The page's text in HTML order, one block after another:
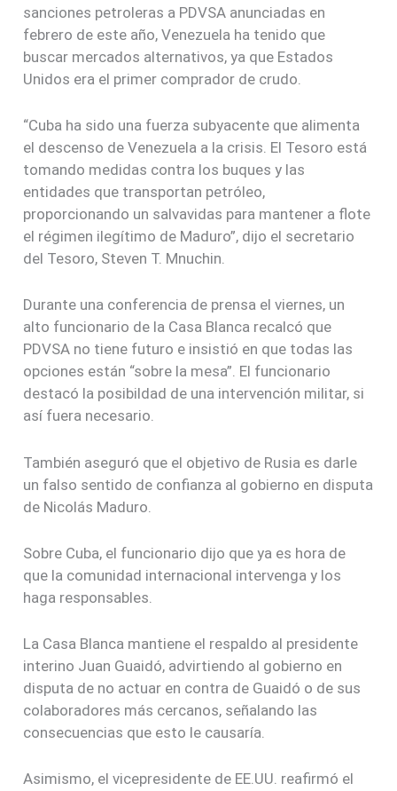
sanciones petroleras a PDVSA anunciadas en
febrero de este año, Venezuela ha tenido que
buscar mercados alternativos, ya que Estados
Unidos era el primer comprador de crudo.
“Cuba ha sido una fuerza subyacente que alimenta
el descenso de Venezuela a la crisis. El Tesoro está
tomando medidas contra los buques y las
entidades que transportan petróleo,
proporcionando un salvavidas para mantener a flote
el régimen ilegítimo de Maduro”, dijo el secretario
del Tesoro, Steven T. Mnuchin.
Durante una conferencia de prensa el viernes, un
alto funcionario de la Casa Blanca recalcó que
PDVSA no tiene futuro e insistió en que todas las
opciones están “sobre la mesa”. El funcionario
destacó la posibildad de una intervención militar, si
así fuera necesario.
También aseguró que el objetivo de Rusia es darle
un falso sentido de confianza al gobierno en disputa
de Nicolás Maduro.
Sobre Cuba, el funcionario dijo que ya es hora de
que la comunidad internacional intervenga y los
haga responsables.
La Casa Blanca mantiene el respaldo al presidente
interino Juan Guaidó, advirtiendo al gobierno en
disputa de no actuar en contra de Guaidó o de sus
colaboradores más cercanos, señalando las
consecuencias que esto le causaría.
Asimismo, el vicepresidente de EE.UU. reafirmó el